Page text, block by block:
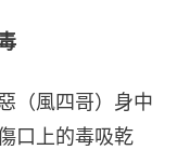
（風四哥）身中
口上的毒吸乾